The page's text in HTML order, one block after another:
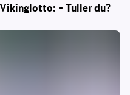
– Tuller du?